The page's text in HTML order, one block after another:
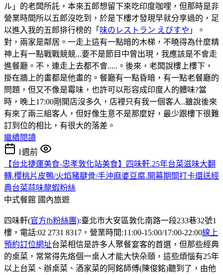
ル」的老闆所託，本來五郎想留下來吃印度咖哩，但那時是非
營業時間所以五郎沒吃到，於是下樓才發現早就分享過的，足
以進入我的五郎排行榜的「 味のレストラン えびすや 」。
對，兩家是鄰居。一走上這有一點暗的木梯，不曉得為什麼精
神上有一點戰戰競競...要不是節目中曾出現，我應該是不會走
進餐廳。不，連走上去都不會.....。後來，老闆說樓上樓下，
掛在牆上的畫都是他畫的。餐廳有一點昏暗，有一點老餐廳的
問題，但又不像是霉味，也許可以形容成印度人的體味?當
時，晚上17:00剛開店沒多久，店裡只有我一個客人..雖說後來
有來了兩三組客人，但好像生意不是那麼好，最少跟樓下很難
訂到位的相比，有很大的落差。
繼續閱讀
1週前
【台北捷運美食-忠孝敦化站美食】四味軒.25年台菜滋味大翻
轉.櫻桃片皮鴨/火焰豬腱骨/手沖麻婆豆腐.開幕期間打卡還送經
典台菜蒜味龍蝦粉絲
中式餐館 國內旅遊
四味軒(官方fb粉絲團):臺北市大安區敦化南路一段233巷32號1
樓，電話:02 2731 8317，營業時間:11:00-15:00/17:00-22:00線上
預約訂位網址台菜相信是許多人聚餐宴客的首選，但那些經典
的桌菜，常常得先烙個一桌人才能大快朵頤，這些煩惱有25年
以上台菜、辦桌菜、酒家菜的阿銘師傅(陳俊銘)聽到了，由他